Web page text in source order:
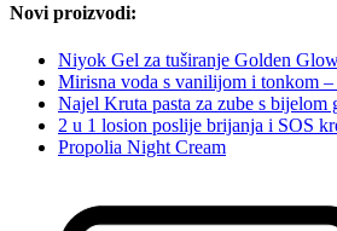
Novi proizvodi:
Niyok Gel za tuširanje Golden
Mirisna voda s vanilijom i tonkom –
Najel Kruta pasta za zube s bijelom
2 u 1 losion poslije brijanja i SOS
Propolia Night Cream